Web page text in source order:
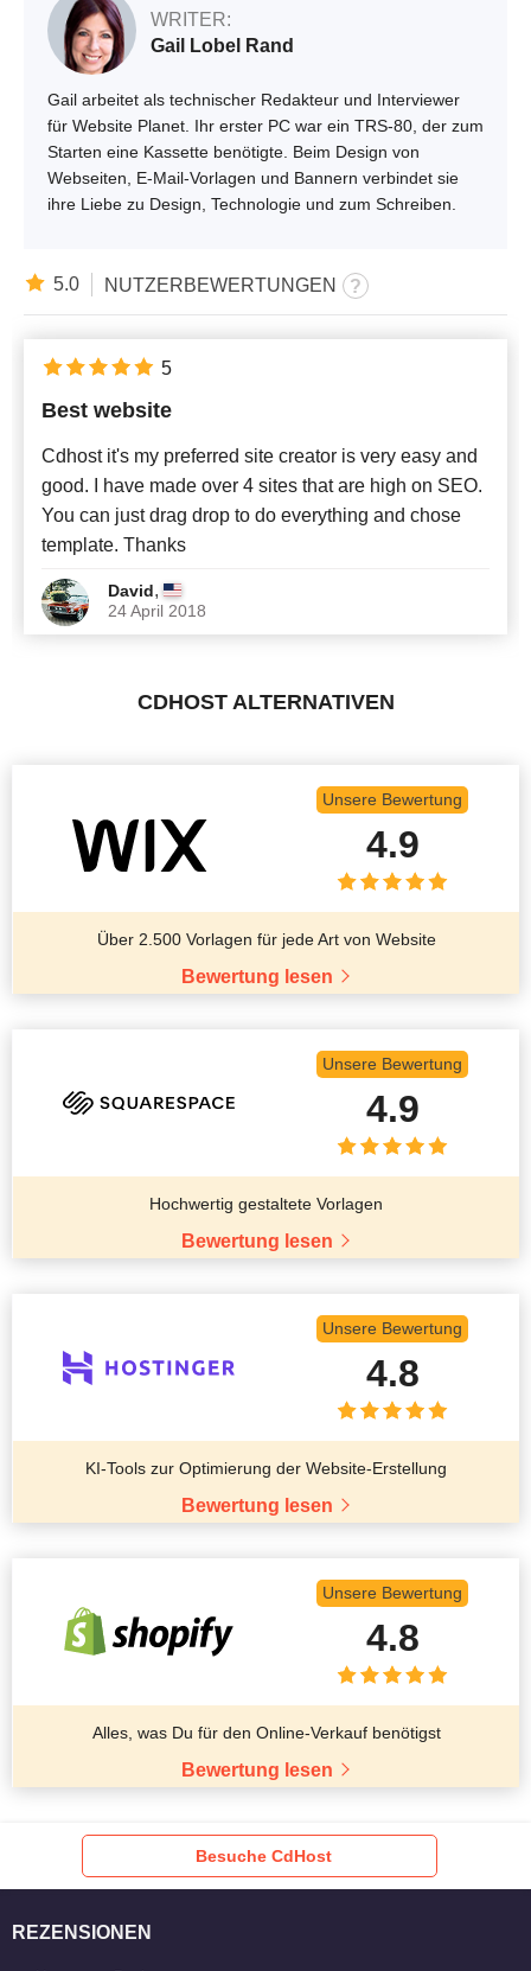
WRITER:
Gail Lobel Rand
Gail arbeitet als technischer Redakteur und Interviewer
für Website Planet. Ihr erster PC war ein TRS-80, der zum
Starten eine Kassette benötigte. Beim Design von
Webseiten, E-Mail-Vorlagen und Bannern verbindet sie
ihre Liebe zu Design, Technologie und zum Schreiben.
5.0 NUTZERBEWERTUNGEN
Best website
Cdhost it's my preferred site creator is very easy and
good. I have made over 4 sites that are high on SEO.
You can just drag drop to do everything and chose
template. Thanks
David,
24 April 2018
5
CDHOST ALTERNATIVEN
Unsere Bewertung
4.9
Über 2.500 Vorlagen für jede Art von Website
Bewertung lesen
Unsere Bewertung
4.9
Hochwertig gestaltete Vorlagen
Bewertung lesen
Unsere Bewertung
4.8
KI-Tools zur Optimierung der Website-Erstellung
Bewertung lesen
Unsere Bewertung
4.8
Alles, was Du für den Online-Verkauf benötigst
Bewertung lesen
Besuche CdHost
REZENSIONEN